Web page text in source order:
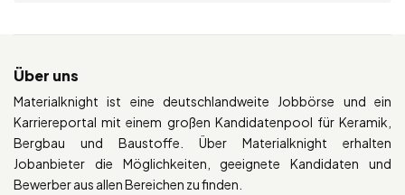
Über uns
Materialknight ist eine deutschlandweite Jobbörse und ein
Karriereportal mit einem großen Kandidatenpool für Keramik,
Bergbau und Baustoffe. Über Materialknight erhalten
Jobanbieter die Möglichkeiten, geeignete Kandidaten und
Bewerber aus allen Bereichen zu finden.